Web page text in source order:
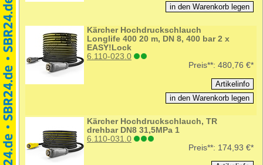
Kärcher Hochdruckschlauch
Longlife 400 20 m, DN 8, 400 bar 2 x
EASY!Lock
6.110-023.0
Preis**: 480,76 €*
Kärcher Hochdruckschlauch, TR
drehbar DN8 31,5MPa 1
6.110-031.0
Preis**: 174,93 €*